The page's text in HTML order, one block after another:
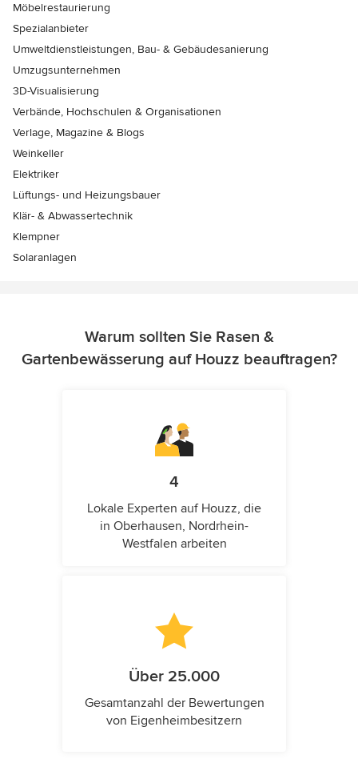
Möbelrestaurierung
Spezialanbieter
Umweltdienstleistungen, Bau- & Gebäudesanierung
Umzugsunternehmen
3D-Visualisierung
Verbände, Hochschulen & Organisationen
Verlage, Magazine & Blogs
Weinkeller
Elektriker
Lüftungs- und Heizungsbauer
Klär- & Abwassertechnik
Klempner
Solaranlagen
Warum sollten Sie Rasen &
Gartenbewässerung auf Houzz beauftragen?
4
Lokale Experten auf Houzz, die
in Oberhausen, Nordrhein-
Westfalen arbeiten
Über 25.000
Gesamtanzahl der Bewertungen
von Eigenheimbesitzern